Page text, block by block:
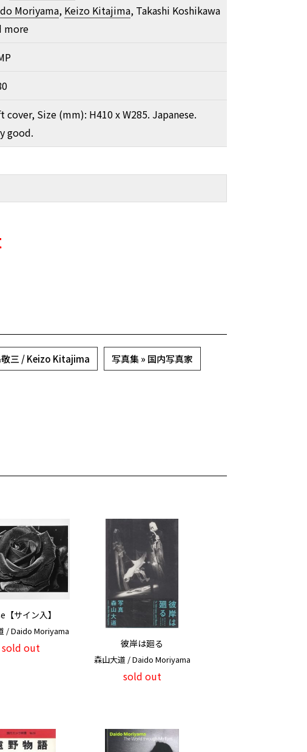
Moriyama, Keizo Kitajima, Takashi Koshikawa
more
cover, Size (mm): H410 x W285. Japanese.
good.
三 / Keizo Kitajima 写真集 » 国内写真家
【サイン入】
/ Daido Moriyama
sold out 彼岸は廻る
森山大道 / Daido Moriyama
sold out